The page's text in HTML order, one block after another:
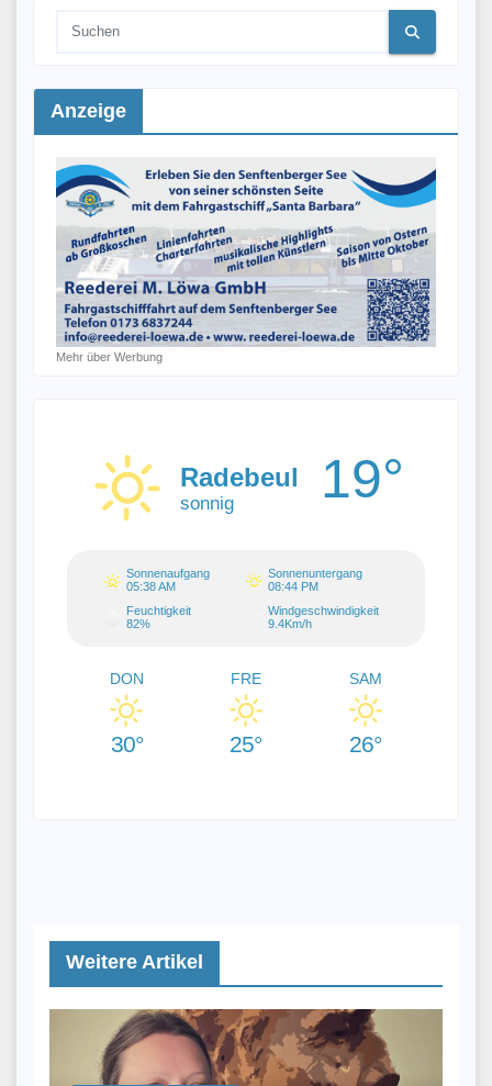
Anzeige
Mehr über Werbung
Radebeul
sonnig 19°
Sonnenaufgang
05:38 AM
Sonnenuntergang
08:44 PM
Feuchtigkeit
82%
Windgeschwindigkeit
9.4Km/h
DON
30°
FRE
25°
SAM
26°
Weitere Artikel